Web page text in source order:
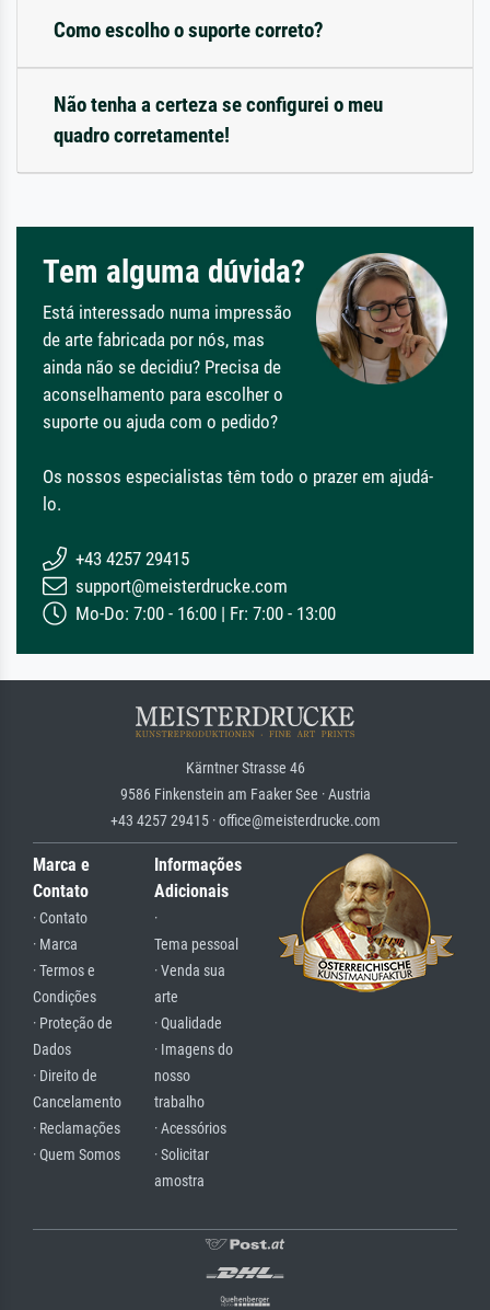
Como escolho o suporte correto?
Não tenha a certeza se configurei o meu
quadro corretamente!
Tem alguma dúvida?
Está interessado numa impressão
de arte fabricada por nós, mas
ainda não se decidiu? Precisa de
aconselhamento para escolher o
suporte ou ajuda com o pedido?
Os nossos especialistas têm todo o prazer em ajudá-
lo.
+43 4257 29415
support@meisterdrucke.com
Mo-Do: 7:00 - 16:00 | Fr: 7:00 - 13:00
Kärntner Strasse 46
9586 Finkenstein am Faaker See · Austria
+43 4257 29415 · office@meisterdrucke.com
Marca e
Contato
· Contato
· Marca
· Termos e
Condições
· Proteção de
Dados
· Direito de
Cancelamento
· Reclamações
· Quem Somos
Informações
Adicionais
·
Tema pessoal
· Venda sua
arte
· Qualidade
· Imagens do
nosso
trabalho
· Acessórios
· Solicitar
amostra